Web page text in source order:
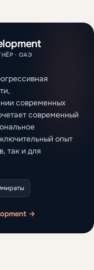
· ОАЭ
современных
современный
опыт
так и для
→